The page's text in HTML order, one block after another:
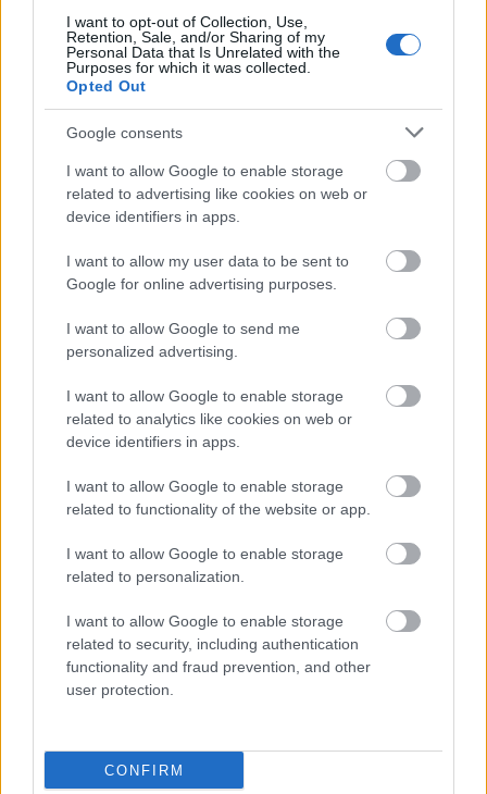
I want to opt-out of Collection, Use,
Retention, Sale, and/or Sharing of my
Personal Data that Is Unrelated with the
Purposes for which it was collected.
Opted Out
Google consents
I want to allow Google to enable storage
related to advertising like cookies on web or
device identifiers in apps.
I want to allow my user data to be sent to
Google for online advertising purposes.
I want to allow Google to send me
personalized advertising.
I want to allow Google to enable storage
related to analytics like cookies on web or
device identifiers in apps.
I want to allow Google to enable storage
related to functionality of the website or app.
I want to allow Google to enable storage
related to personalization.
I want to allow Google to enable storage
related to security, including authentication
functionality and fraud prevention, and other
user protection.
CONFIRM
«Τώρα όλοι αναγνωρίζουν ότι η Ρωσία, ότι ο
Πούτιν, δεν θέλει να σταματήσει αυτόν τον
πόλεμο.»
Ο Ζελένσκι δήλωσε ότι ο Τραμπ ανταποκρίθηκε
πολύ θετικά στο αίτημά του για αύξηση των
προς την Ουκρανία.
Αναμένεται να πραγματοποιήσει διμερή
συνάντηση με τον Τραμπ αργότερα σήμερα , στο
πλαίσιο της συνόδου κορυφής.